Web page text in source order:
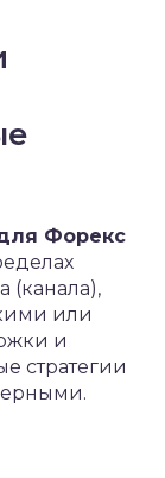
Форекс
(канала),
или
и
стратегии